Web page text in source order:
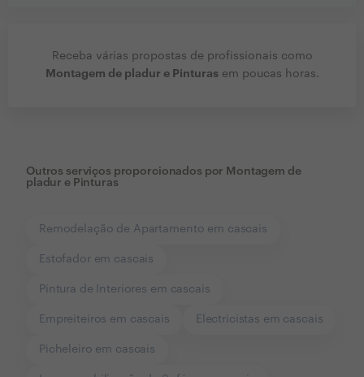
Receba várias propostas de profissionais como
Montagem de pladur e Pinturasem poucas horas.
Outros serviços proporcionados por Montagem de
pladur e Pinturas
Remodelação de Apartamento em cascais
Estofador em cascais
Pintura de Interiores em cascais
Empreiteiros em cascais Electricistas em cascais
Picheleiro em cascais